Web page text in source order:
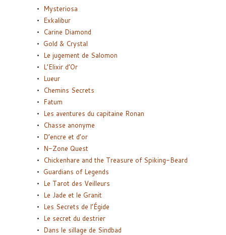
Mysteriosa
Exkalibur
Carine Diamond
Gold & Crystal
Le jugement de Salomon
L’Elixir d’Or
Lueur
Chemins Secrets
Fatum
Les aventures du capitaine Ronan
Chasse anonyme
D’encre et d’or
N-Zone Quest
Chickenhare and the Treasure of Spiking-Beard
Guardians of Legends
Le Tarot des Veilleurs
Le Jade et le Granit
Les Secrets de l’Égide
Le secret du destrier
Dans le sillage de Sindbad